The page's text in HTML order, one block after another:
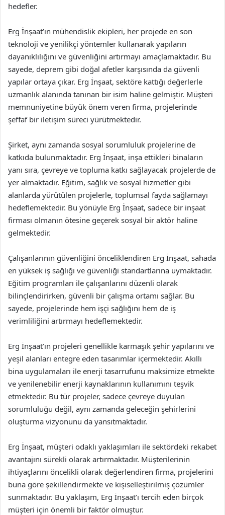
hedefler.
Erg İnşaat’ın mühendislik ekipleri, her projede en son
teknoloji ve yenilikçi yöntemler kullanarak yapıların
dayanıklılığını ve güvenliğini artırmayı amaçlamaktadır. Bu
sayede, deprem gibi doğal afetler karşısında da güvenli
yapılar ortaya çıkar. Erg İnşaat, sektöre kattığı değerlerle
uzmanlık alanında tanınan bir isim haline gelmiştir. Müşteri
memnuniyetine büyük önem veren firma, projelerinde
şeffaf bir iletişim süreci yürütmektedir.
Şirket, aynı zamanda sosyal sorumluluk projelerine de
katkıda bulunmaktadır. Erg İnşaat, inşa ettikleri binaların
yanı sıra, çevreye ve topluma katkı sağlayacak projelerde de
yer almaktadır. Eğitim, sağlık ve sosyal hizmetler gibi
alanlarda yürütülen projelerle, toplumsal fayda sağlamayı
hedeflemektedir. Bu yönüyle Erg İnşaat, sadece bir inşaat
firması olmanın ötesine geçerek sosyal bir aktör haline
gelmektedir.
Çalışanlarının güvenliğini önceliklendiren Erg İnşaat, sahada
en yüksek iş sağlığı ve güvenliği standartlarına uymaktadır.
Eğitim programları ile çalışanlarını düzenli olarak
bilinçlendirirken, güvenli bir çalışma ortamı sağlar. Bu
sayede, projelerinde hem işçi sağlığını hem de iş
verimliliğini artırmayı hedeflemektedir.
Erg İnşaat’ın projeleri genellikle karmaşık şehir yapılarını ve
yeşil alanları entegre eden tasarımlar içermektedir. Akıllı
bina uygulamaları ile enerji tasarrufunu maksimize etmekte
ve yenilenebilir enerji kaynaklarının kullanımını teşvik
etmektedir. Bu tür projeler, sadece çevreye duyulan
sorumluluğu değil, aynı zamanda geleceğin şehirlerini
oluşturma vizyonunu da yansıtmaktadır.
Erg İnşaat, müşteri odaklı yaklaşımları ile sektördeki rekabet
avantajını sürekli olarak artırmaktadır. Müşterilerinin
ihtiyaçlarını öncelikli olarak değerlendiren firma, projelerini
buna göre şekillendirmekte ve kişiselleştirilmiş çözümler
sunmaktadır. Bu yaklaşım, Erg İnşaat’ı tercih eden birçok
müşteri için önemli bir faktör olmuştur.